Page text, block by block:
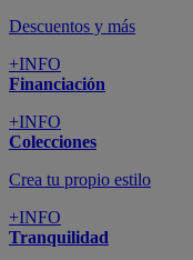
Descuentos y más
+INFO
Financiación
+INFO
Colecciones
Crea tu propio estilo
+INFO
Tranquilidad